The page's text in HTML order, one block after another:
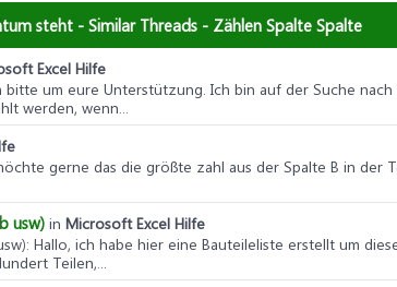
steht - Similar Threads - Zählen Spalte Spalte
Excel Hilfe
bitte um eure Unterstützung. Ich bin auf der Suche
werden, wenn...
gerne das die größte zahl aus der Spalte B in
usw) in Microsoft Excel Hilfe
: Hallo, ich habe hier eine Bauteileliste erstellt um
Teilen,...